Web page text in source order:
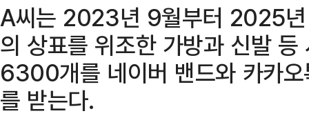
A씨는 2023년 9월부터 2025년
의 상표를 위조한 가방과 신발
6300개를 네이버 밴드와 카카
를 받는다.